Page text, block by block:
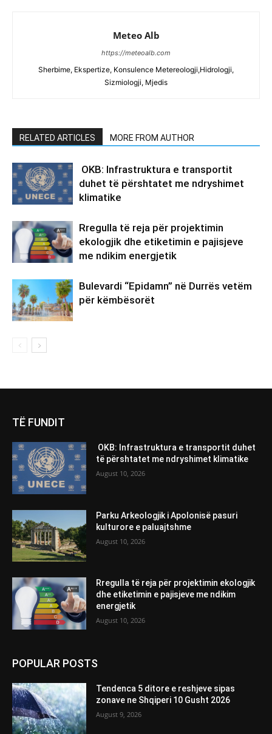
Meteo Alb
https://meteoalb.com
Sherbime, Ekspertize, Konsulence Metereologji,Hidrologji,
Sizmiologji, Mjedis
RELATED ARTICLES MORE FROM AUTHOR
OKB: Infrastruktura e transportit
duhet të përshtatet me ndryshimet
klimatike
Rregulla të reja për projektimin
ekologjik dhe etiketimin e pajisjeve
me ndikim energjetik
Bulevardi “Epidamn” në Durrës vetëm
për këmbësorët
TË FUNDIT
OKB: Infrastruktura e transportit duhet
të përshtatet me ndryshimet klimatike
August 10, 2026
Parku Arkeologjik i Apolonisë pasuri
kulturore e paluajtshme
August 10, 2026
Rregulla të reja për projektimin ekologjik
dhe etiketimin e pajisjeve me ndikim
energjetik
August 10, 2026
POPULAR POSTS
Tendenca 5 ditore e reshjeve sipas
zonave ne Shqiperi 10 Gusht 2026
August 9, 2026